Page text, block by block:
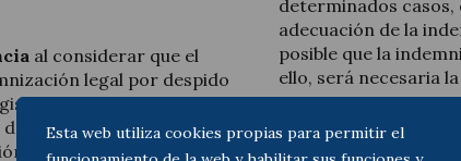
Esta web utiliza cookies propias para permitir el
al considerar que el
legal por despido
supone una
la Organización
con el artículo 24 de la
determinados
adecuación de la
posible que la
ello, será necesaria
La notoria y
resultar